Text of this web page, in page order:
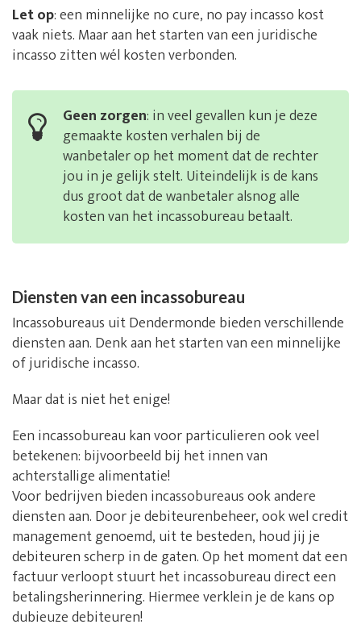
Let op: een minnelijke no cure, no pay incasso kost
vaak niets. Maar aan het starten van een juridische
incasso zitten wél kosten verbonden.
Geen zorgen: in veel gevallen kun je deze
gemaakte kosten verhalen bij de
wanbetaler op het moment dat de rechter
jou in je gelijk stelt. Uiteindelijk is de kans
dus groot dat de wanbetaler alsnog alle
kosten van het incassobureau betaalt.
Diensten van een incassobureau
Incassobureaus uit Dendermonde bieden verschillende
diensten aan. Denk aan het starten van een minnelijke
of juridische incasso.
Maar dat is niet het enige!
Een incassobureau kan voor particulieren ook veel
betekenen: bijvoorbeeld bij het innen van
achterstallige alimentatie!
Voor bedrijven bieden incassobureaus ook andere
diensten aan. Door je debiteurenbeheer, ook wel credit
management genoemd, uit te besteden, houd jij je
debiteuren scherp in de gaten. Op het moment dat een
factuur verloopt stuurt het incassobureau direct een
betalingsherinnering. Hiermee verklein je de kans op
dubieuze debiteuren!